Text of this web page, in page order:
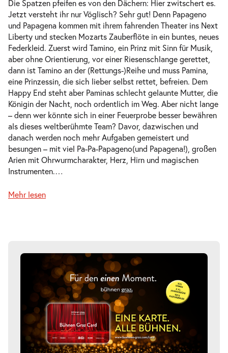
Die Spatzen pfeifen es von den Dächern: Hier zwitschert es.
Jetzt versteht ihr nur Vöglisch? Sehr gut! Denn Papageno
und Papagena kommen mit ihrem fahrenden Theater ins Next
Liberty und stecken Mozarts Zauberflöte in ein buntes, neues
Federkleid. Zuerst wird Tamino, ein Prinz mit Sinn für Musik,
aber ohne Orientierung, vor einer Riesenschlange gerettet,
dann ist Tamino an der (Rettungs-)Reihe und muss Pamina,
eine Prinzessin, die sich lieber selbst rettet, befreien. Dem
Happy End steht aber Paminas schlecht gelaunte Mutter, die
Königin der Nacht, noch ordentlich im Weg. Aber nicht lange
– denn wer könnte sich in einer Feuerprobe besser bewähren
als dieses weltberühmte Team? Davor, dazwischen und
danach werden noch mehr Aufgaben gemeistert und
besungen – mit viel Pa-Pa-Papageno(und Papagena!), großen
Arien mit Ohrwurmcharakter, Herz, Hirn und magischen
Instrumenten.…
Mehr lesen